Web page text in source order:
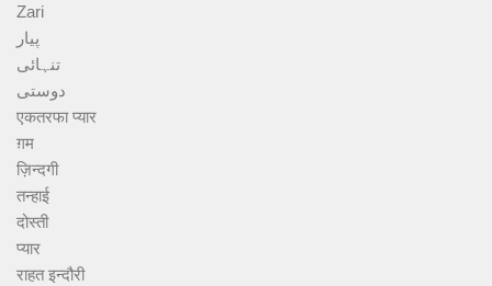
Zari
پیار
تنہائی
دوستی
एकतरफा प्यार
ग़म
ज़िन्दगी
तन्हाई
दोस्ती
प्यार
राहत इन्दौरी